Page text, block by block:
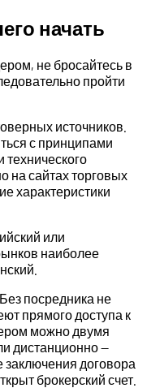
начать
не бросайтесь в
пройти
источников.
с принципами
на сайтах торговых
характеристики
или
наиболее
посредника не
прямого доступа к
можно двумя
дистанционно —
заключения договора
брокерский счет.